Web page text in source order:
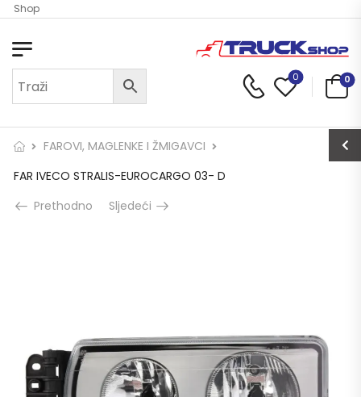
Shop
0 0
FAROVI, MAGLENKE I ŽMIGAVCI
FAR IVECO STRALIS-EUROCARGO 03- D
Prethodno
Sljedeći